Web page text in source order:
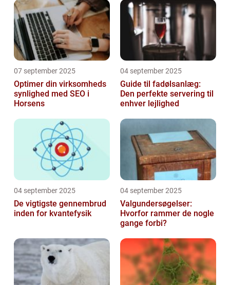
07 september 2025
Optimer din virksomheds
synlighed med SEO i
Horsens
04 september 2025
Guide til fadølsanlæg:
Den perfekte servering til
enhver lejlighed
04 september 2025
De vigtigste gennembrud
inden for kvantefysik
04 september 2025
Valgundersøgelser:
Hvorfor rammer de nogle
gange forbi?